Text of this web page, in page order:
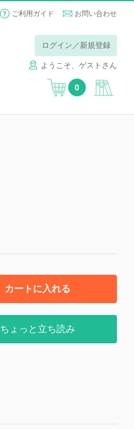
ご利用ガイド お問い合わせ
ログイン／新規登録
ようこそ、ゲストさん
0
カートに入れる
ちょっと立ち読み